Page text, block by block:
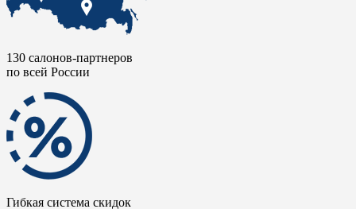
130 салонов-партнеров
по всей России
Гибкая система скидок